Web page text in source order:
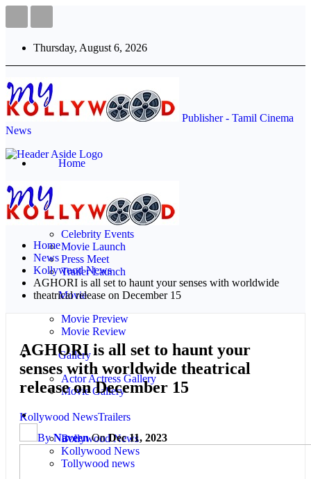
Thursday, August 6, 2026
Publisher - Tamil Cinema
News
Home
Audio Launch
Celebrity Events
Movie Launch
Press Meet
Trailer Launch
Movie
Movie Preview
Movie Review
Gallery
Actor Actress Gallery
Movie Gallery
News
Bollywood News
Kollywood News
Tollywood news
Home
News
Kollywood News
AGHORI is all set to haunt your senses with worldwide
theatrical release on December 15
AGHORI is all set to haunt your
senses with worldwide theatrical
release on December 15
Kollywood NewsTrailers
ByNaveen OnDec 11, 2023